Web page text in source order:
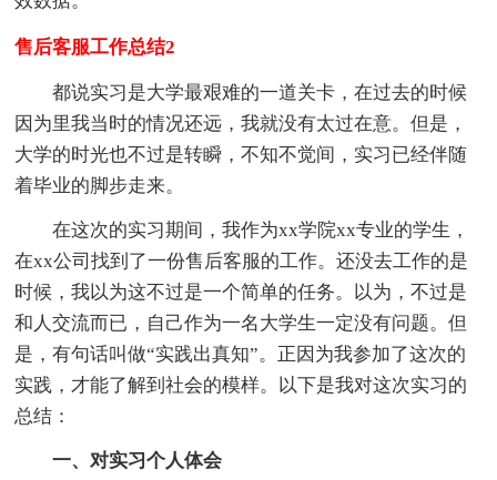
售后客服工作总结2
都说实习是大学最艰难的一道关卡，在过去的时候
因为里我当时的情况还远，我就没有太过在意。但是，
大学的时光也不过是转瞬，不知不觉间，实习已经伴随
着毕业的脚步走来。
在这次的实习期间，我作为xx学院xx专业的学生，
在xx公司找到了一份售后客服的工作。还没去工作的是
时候，我以为这不过是一个简单的任务。以为，不过是
和人交流而已，自己作为一名大学生一定没有问题。但
是，有句话叫做“实践出真知”。正因为我参加了这次的
实践，才能了解到社会的模样。以下是我对这次实习的
总结：
一、对实习个人体会